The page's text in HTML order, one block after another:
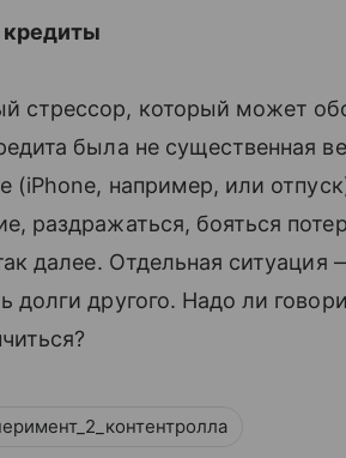
кредиты
стрессор, который может
была не существенная
(iPhone, например, или
раздражаться, бояться
далее. Отдельная
долги другого. Надо ли